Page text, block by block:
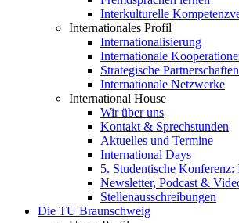
Interkulturelle
Internationales Profil
Internationalisierung
Internationale
Strategische Partnerschaften
Internationale Netzwerke
International House
Wir über uns
Kontakt & Sprechstunden
Aktuelles und Termine
International Days
5. Studentische
Newsletter, Podcast &
Stellenausschreibungen
Die TU Braunschweig